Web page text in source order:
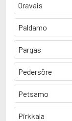
Oravais
Paldamo
Pargas
Pedersöre
Petsamo
Pirkkala